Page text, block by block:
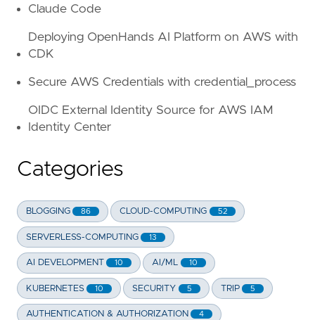
Claude Code
Deploying OpenHands AI Platform on AWS with
CDK
Secure AWS Credentials with credential_process
OIDC External Identity Source for AWS IAM
Identity Center
Categories
BLOGGING 86 CLOUD-COMPUTING 52
SERVERLESS-COMPUTING 13
AI DEVELOPMENT 10 AI/ML 10
KUBERNETES 10 SECURITY 5 TRIP 5
AUTHENTICATION & AUTHORIZATION 4